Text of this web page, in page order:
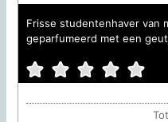
Frisse studentenhaver van
geparfumeerd met een